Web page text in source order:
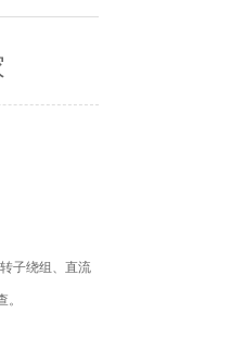
子绕组、直流